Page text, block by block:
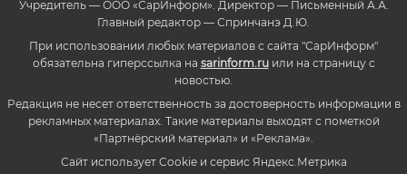
Учредитель — ООО «СарИнформ». Директор — Письменный А.А.
Главный редактор — Спринчанэ Д.Ю.
При использовании любых материалов с сайта "СарИнформ"
обязательна гиперссылка на sarinform.ruили на страницу с
новостью.
Редакция не несет ответственность за достоверность информации в
рекламных материалах. Такие материалы выходят с пометкой
«Партнёрский материал» и «Реклама».
Сайт использует Cookie и сервиc Яндекс.Метрика